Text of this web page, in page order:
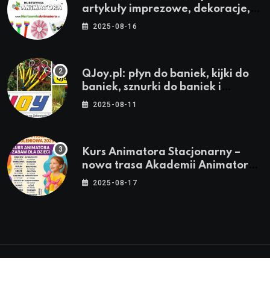
artykuły imprezowe, dekoracje,
stroje i akcesoria dla animatorów
2025-08-16
QJoy.pl: płyn do baniek, kijki do
baniek, sznurki do baniek i
zestawy do baniek
2025-08-11
Kurs Animatora Stacjonarny –
nowa trasa Akademii Animatora
– jesień 2025
2025-08-17